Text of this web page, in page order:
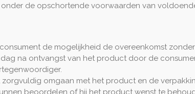
de opschortende voorwaarden van
de mogelijkheid de overeenkomst
na ontvangst van het product door de
omgaan met het product en de
beoordelen of hij het product wenst te